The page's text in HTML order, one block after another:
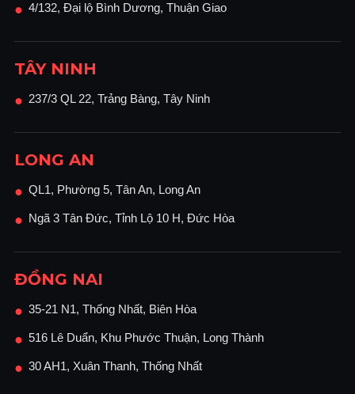
● 4/132, Đại lộ Bình Dương, Thuận Giao
TÂY NINH
● 237/3 QL 22, Trảng Bàng, Tây Ninh
LONG AN
● QL1, Phường 5, Tân An, Long An
● Ngã 3 Tân Đức, Tỉnh Lộ 10 H, Đức Hòa
ĐỒNG NAI
● 35-21 N1, Thống Nhất, Biên Hòa
● 516 Lê Duẩn, Khu Phước Thuận, Long Thành
● 30 AH1, Xuân Thanh, Thống Nhất